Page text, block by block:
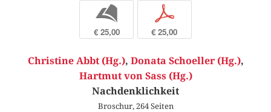
b
€ 25,00
p
€ 25,00
Christine Abbt (Hg.), Donata Schoeller (Hg.),
Hartmut von Sass (Hg.)
Nachdenklichkeit
Broschur, 264 Seiten